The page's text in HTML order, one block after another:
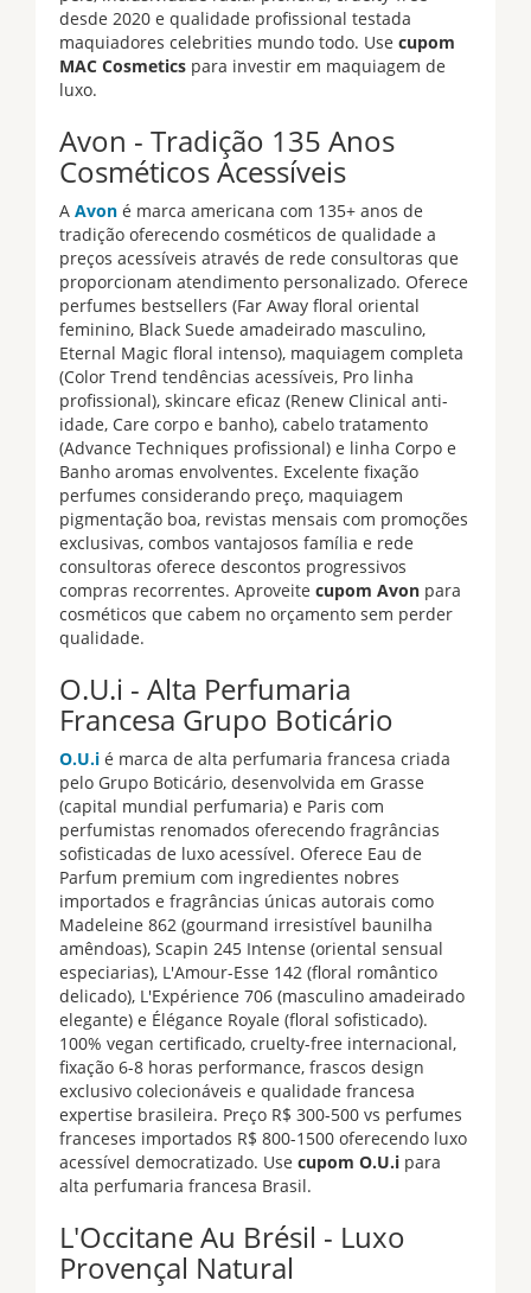
desde 2020 e qualidade profissional testada
maquiadores celebrities mundo todo. Use cupom
MAC Cosmetics para investir em maquiagem de
luxo.
Avon - Tradição 135 Anos
Cosméticos Acessíveis
A Avon é marca americana com 135+ anos de
tradição oferecendo cosméticos de qualidade a
preços acessíveis através de rede consultoras que
proporcionam atendimento personalizado. Oferece
perfumes bestsellers (Far Away floral oriental
feminino, Black Suede amadeirado masculino,
Eternal Magic floral intenso), maquiagem completa
(Color Trend tendências acessíveis, Pro linha
profissional), skincare eficaz (Renew Clinical anti-
idade, Care corpo e banho), cabelo tratamento
(Advance Techniques profissional) e linha Corpo e
Banho aromas envolventes. Excelente fixação
perfumes considerando preço, maquiagem
pigmentação boa, revistas mensais com promoções
exclusivas, combos vantajosos família e rede
consultoras oferece descontos progressivos
compras recorrentes. Aproveite cupom Avon para
cosméticos que cabem no orçamento sem perder
qualidade.
O.U.i - Alta Perfumaria
Francesa Grupo Boticário
O.U.i é marca de alta perfumaria francesa criada
pelo Grupo Boticário, desenvolvida em Grasse
(capital mundial perfumaria) e Paris com
perfumistas renomados oferecendo fragrâncias
sofisticadas de luxo acessível. Oferece Eau de
Parfum premium com ingredientes nobres
importados e fragrâncias únicas autorais como
Madeleine 862 (gourmand irresistível baunilha
amêndoas), Scapin 245 Intense (oriental sensual
especiarias), L'Amour-Esse 142 (floral romântico
delicado), L'Expérience 706 (masculino amadeirado
elegante) e Élégance Royale (floral sofisticado).
100% vegan certificado, cruelty-free internacional,
fixação 6-8 horas performance, frascos design
exclusivo colecionáveis e qualidade francesa
expertise brasileira. Preço R$ 300-500 vs perfumes
franceses importados R$ 800-1500 oferecendo luxo
acessível democratizado. Use cupom O.U.i para
alta perfumaria francesa Brasil.
L'Occitane Au Brésil - Luxo
Provençal Natural